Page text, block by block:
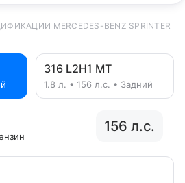
MERCEDES-BENZ SPRINTER
316 L2H1 MT
1.8 л. • 156 л.с. • Задний
156 л.с.